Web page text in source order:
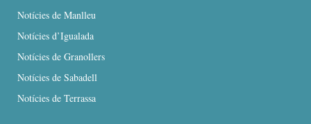
Notícies de Manlleu
Notícies d’Igualada
Notícies de Granollers
Notícies de Sabadell
Notícies de Terrassa